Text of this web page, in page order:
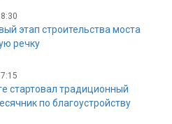
этап строительства моста
речку
стартовал традиционный
по благоустройству